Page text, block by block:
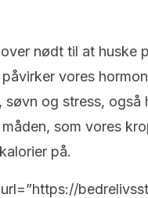
nødt til at huske
vores
søvn og stress, også
som vores
på.